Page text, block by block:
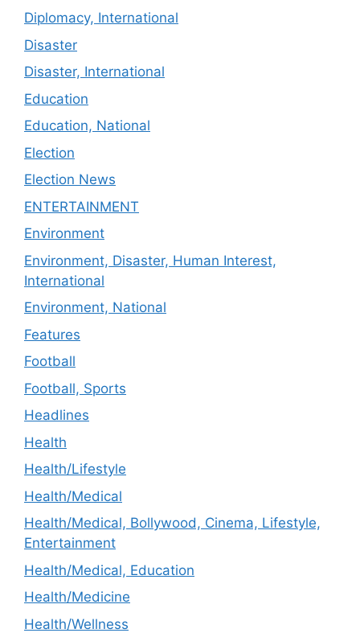
Diplomacy, International
Disaster
Disaster, International
Education
Education, National
Election
Election News
ENTERTAINMENT
Environment
Environment, Disaster, Human Interest,
International
Environment, National
Features
Football
Football, Sports
Headlines
Health
Health/Lifestyle
Health/Medical
Health/Medical, Bollywood, Cinema, Lifestyle,
Entertainment
Health/Medical, Education
Health/Medicine
Health/Wellness